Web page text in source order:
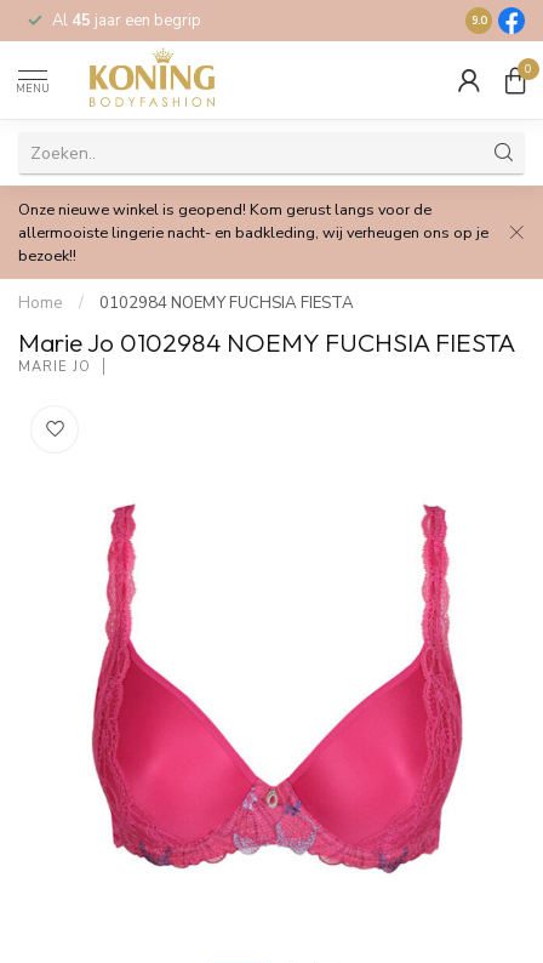
Al 45 jaar een begrip Gratis
9.0
MENU
0
Onze nieuwe winkel is geopend! Kom gerust langs voor de
allermooiste lingerie nacht- en badkleding, wij verheugen ons op je
bezoek!!
Home / 0102984 NOEMY FUCHSIA FIESTA
Marie Jo 0102984 NOEMY FUCHSIA FIESTA
MARIE JO